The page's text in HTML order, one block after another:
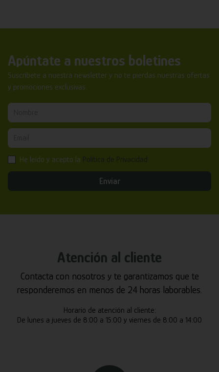
Apúntate a nuestros boletines
Suscríbete a nuestra newsletter y no te pierdas nuestras ofertas
y promociones exclusivas.
He leído y acepto la
Enviar
Atención al cliente
Contacta con nosotros y te garantizamos que te
responderemos en menos de 24 horas laborables.
Horario de atención al cliente:
De lunes a jueves de 8:00 a 15:00 y viernes de 8:00 a 14:00